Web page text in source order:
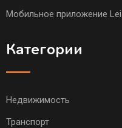
Мобильное приложение
Категории
Недвижимость
Транспорт